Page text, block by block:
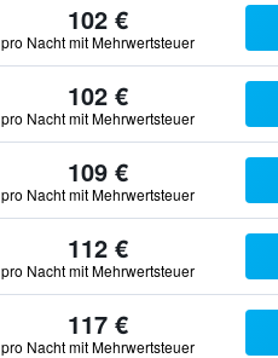
102 €
pro Nacht mit Mehrwertsteuer
102 €
pro Nacht mit Mehrwertsteuer
109 €
pro Nacht mit Mehrwertsteuer
112 €
pro Nacht mit Mehrwertsteuer
117 €
pro Nacht mit Mehrwertsteuer